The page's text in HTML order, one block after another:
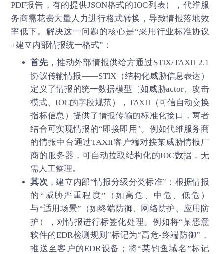
PDF报告，有的提供JSON格式的IOC列表），代维服
务商需花费大量人力进行格式转换，导致情报落地效
率低下。解决这一问题的核心是“采用行业标准协议
+建立内部情报统一格式”：
首先 ，推动外部情报供给方通过STIX/TAXII 2.1
协议传输情报——STIX（结构化威胁信息表达）
定义了情报的统一数据模型（如威胁actor、攻击
模式、IOC的字段规范），TAXII（可信自动交换
指标信息）提供了情报传输的标准化接口，两者
结合可实现情报的“即接即用”。例如代维服务商
的情报中台通过TAXII客户端对接某威胁情报厂
商的服务器，可自动拉取结构化的IOC数据，无
需人工整理。
其次 ，建立内部“情报分级分类标准”：根据情报
的“威胁严重程度”（如高危、中危、低危）
与“适用场景”（如终端防御、网络防护、应用防
护），对情报进行标签化处理。例如将“某恶意
软件的EDR检测规则”标记为“高危-终端防御”，
推送至客户的EDR设备；将“某钓鱼域名”标记